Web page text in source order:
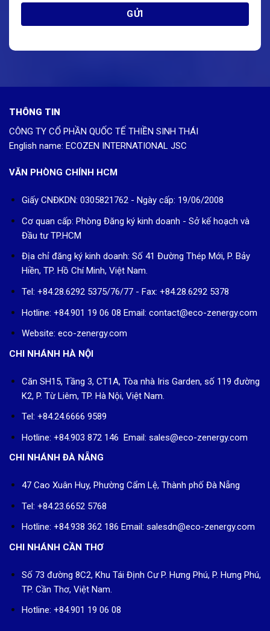
THÔNG TIN
CÔNG TY CỔ PHẦN QUỐC TẾ THIỀN SINH THÁI
English name: ECOZEN INTERNATIONAL JSC
VĂN PHÒNG CHÍNH HCM
Giấy CNĐKDN: 0305821762 - Ngày cấp: 19/06/2008
Cơ quan cấp: Phòng Đăng ký kinh doanh - Sở kế hoạch và
Đầu tư TP.HCM
Địa chỉ đăng ký kinh doanh: Số 41 Đường Thép Mới, P. Bảy
Hiền, TP. Hồ Chí Minh, Việt Nam.
Tel: +84.28.6292 5375/76/77 - Fax: +84.28.6292 5378
Hotline: +84.901 19 06 08 Email: contact@eco-zenergy.com
Website: eco-zenergy.com
CHI NHÁNH HÀ NỘI
Căn SH15, Tầng 3, CT1A, Tòa nhà Iris Garden, số 119 đường
K2, P. Từ Liêm, TP. Hà Nội, Việt Nam.
Tel: +84.24.6666 9589
Hotline: +84.903 872 146 Email: sales@eco-zenergy.com
CHI NHÁNH ĐÀ NẴNG
47 Cao Xuân Huy, Phường Cẩm Lệ, Thành phố Đà Nẵng
Tel: +84.23.6652 5768
Hotline: +84.938 362 186 Email: salesdn@eco-zenergy.com
CHI NHÁNH CẦN THƠ
Số 73 đường 8C2, Khu Tái Định Cư P. Hưng Phú, P. Hưng Phú,
TP. Cần Thơ, Việt Nam.
Hotline: +84.901 19 06 08